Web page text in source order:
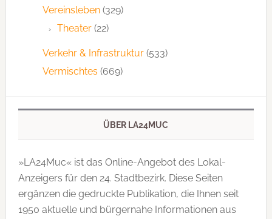
Vereinsleben(329)
Theater(22)
Verkehr & Infrastruktur(533)
Vermischtes (669)
ÜBER LA24MUC
»LA24Muc« ist das Online-Angebot des Lokal-
Anzeigers für den 24. Stadtbezirk. Diese Seiten
ergänzen die gedruckte Publi­kation, die Ihnen seit
1950 aktuelle und bürgernahe Informationen aus